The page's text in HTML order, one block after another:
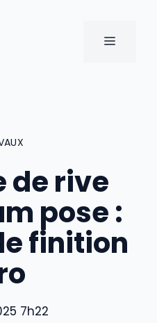
MENU
de rive
pose :
finition
7h22